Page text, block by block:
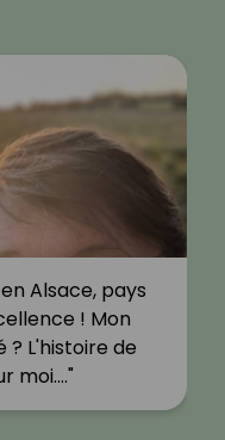
Alsace, pays
! Mon
L'histoire de
moi.…"